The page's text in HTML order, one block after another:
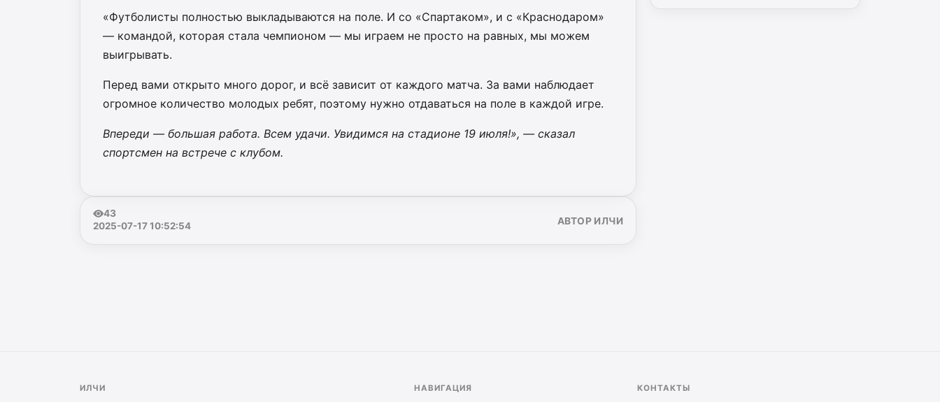
«Футболисты полностью выкладываются на поле. И со «Спартаком», и с «Краснодаром»
— командой, которая стала чемпионом — мы играем не просто на равных, мы можем
выигрывать.
Перед вами открыто много дорог, и всё зависит от каждого матча. За вами наблюдает
огромное количество молодых ребят, поэтому нужно отдаваться на поле в каждой игре.
Впереди — большая работа. Всем удачи. Увидимся на стадионе 19 июля!», — сказал
спортсмен на встрече с клубом.
43
2025-07-17 10:52:54
АВТОР ИЛЧИ
ИЛЧИ НАВИГАЦИЯ КОНТАКТЫ